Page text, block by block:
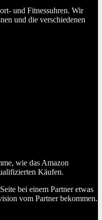
und Fitnessuhren. Wir
und die verschiedenen
wie das Amazon
Käufen.
bei einem Partner etwas
vom Partner bekommen.